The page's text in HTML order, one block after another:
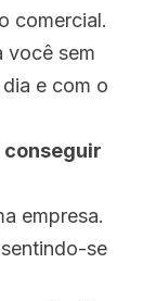
comercial.
você sem
e com o
conseguir
empresa.
se